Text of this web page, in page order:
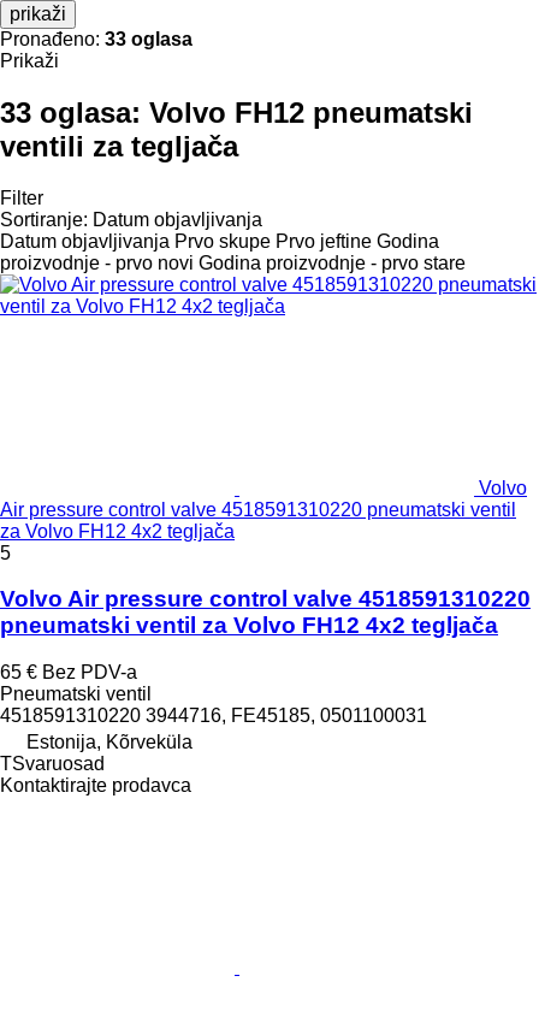
prikaži
Pronađeno: 33 oglasa
Prikaži
33 oglasa: Volvo FH12 pneumatski
ventili za tegljača
Filter
Sortiranje: Datum objavljivanja
Datum objavljivanja Prvo skupe Prvo jeftine Godina
proizvodnje - prvo novi Godina proizvodnje - prvo stare
Volvo
Air pressure control valve 4518591310220 pneumatski ventil
za Volvo FH12 4x2 tegljača
5
Volvo Air pressure control valve 4518591310220
pneumatski ventil za Volvo FH12 4x2 tegljača
65 € Bez PDV-a
Pneumatski ventil
4518591310220 3944716, FE45185, 0501100031
Estonija, Kõrveküla
TSvaruosad
Kontaktirajte prodavca